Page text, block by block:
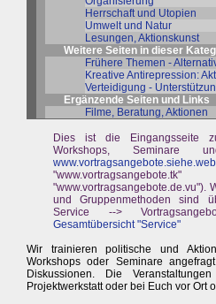
Herrschaft und Utopien
Umwelt und Natur
Lesungen, Aktionskunst
Weitere Seiten in dieser
Frühere Themen -
Kreative Antirepression:
Verteidigung -
Ergänzende Seiten und Links
Filme, Beratung, Aktionen
Dies ist die Eingangsseite
Workshops, Seminare
"www.vortragsangebote.de.vu").
und Gruppenmethoden sind
Service -->
Gesamtübersicht "Service"
Wir trainieren politische und
Workshops oder Seminare
Diskussionen. Die
Projektwerkstatt oder bei Euch vor Ort